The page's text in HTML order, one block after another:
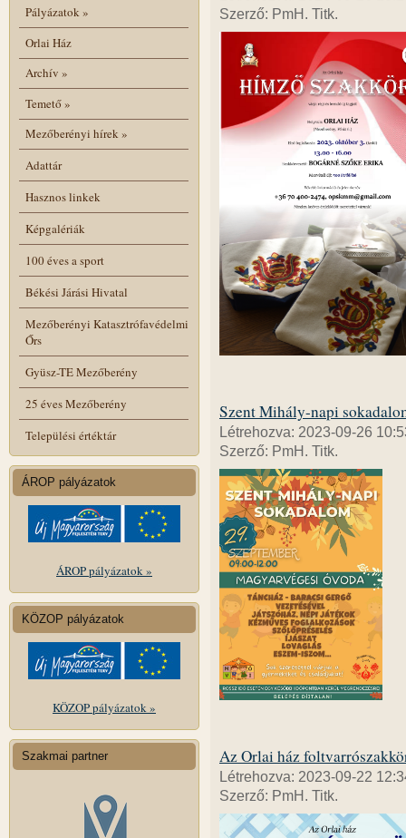
Pályázatok»
Orlai Ház
Archív »
Temető»
Mezőberényi hírek»
Adattár
Hasznos linkek
Képgalériák
100 éves a sport
Békési Járási Hivatal
Mezőberényi Katasztrófavédelmi
Őrs
Gyüsz-TE Mezőberény
25 éves Mezőberény
Települési értéktár
ÁROP pályázatok
ÁROP pályázatok »
KÖZOP pályázatok
KÖZOP pályázatok »
Szakmai partner
Szerző: PmH. Titk.
Szent Mihály-napi
Létrehozva: 2023-09-26
Szerző: PmH. Titk.
Az Orlai ház
Létrehozva: 2023-09-22
Szerző: PmH. Titk.